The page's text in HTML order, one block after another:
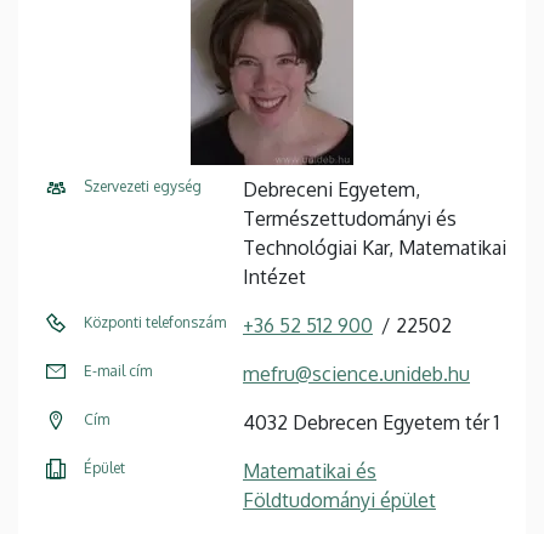
Szervezeti egység
Debreceni Egyetem,
Természettudományi és
Technológiai Kar, Matematikai
Intézet
Központi telefonszám +36 52 512 900 22502
E-mail cím mefru@science.unideb.hu
Cím 4032 Debrecen Egyetem tér 1
Épület
Matematikai és
Földtudományi épület